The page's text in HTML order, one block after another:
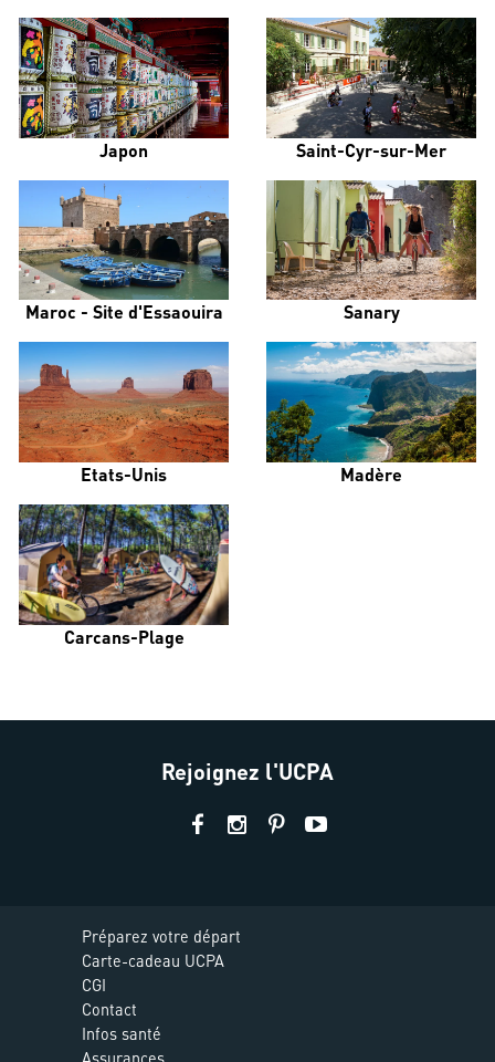
Japon Saint-Cyr-sur-Mer
Maroc - Site d'Essaouira Sanary
Etats-Unis Madère
Carcans-Plage
Rejoignez l'UCPA
Préparez votre départ
Carte-cadeau UCPA
CGI
Contact
Infos santé
Assurances